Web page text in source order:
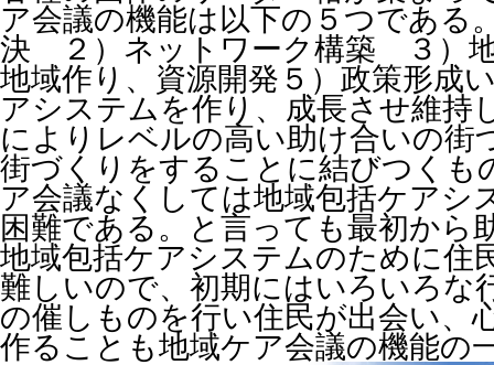
ア会議の機能は以下の５つである
決 ２）ネットワーク構築 ３）
地域作り、資源開発５）政策形成
アシステムを作り、成長させ維持
によりレベルの高い助け合いの街
街づくりをすることに結びつくも
ア会議なくしては地域包括ケアシ
困難である。
と言っても最初から
地域包括ケアシステムのために住
難しいので、初期にはいろいろな
の催しものを行い住民が出会い、
作ることも地域ケア会議の機能の